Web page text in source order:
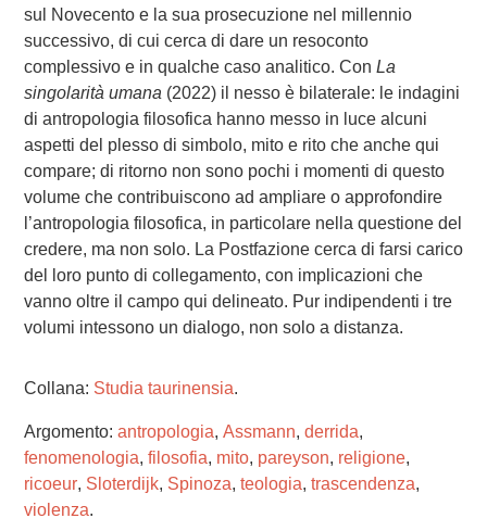
sul Novecento e la sua prosecuzione nel millennio
successivo, di cui cerca di dare un resoconto
complessivo e in qualche caso analitico. Con La
singolarità umana (2022) il nesso è bilaterale: le indagini
di antropologia filosofica hanno messo in luce alcuni
aspetti del plesso di simbolo, mito e rito che anche qui
compare; di ritorno non sono pochi i momenti di questo
volume che contribuiscono ad ampliare o approfondire
l’antropologia filosofica, in particolare nella questione del
credere, ma non solo. La Postfazione cerca di farsi carico
del loro punto di collegamento, con implicazioni che
vanno oltre il campo qui delineato. Pur indipendenti i tre
volumi intessono un dialogo, non solo a distanza.
Collana: Studia taurinensia.
Argomento: antropologia, Assmann, derrida,
fenomenologia, filosofia, mito, pareyson, religione,
ricoeur, Sloterdijk, Spinoza, teologia, trascendenza,
violenza.